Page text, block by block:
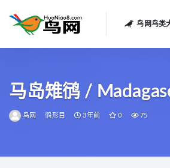
鸟网鸟类
马岛雉鸻 /
鸟网 鸻形目 3年前 0 75